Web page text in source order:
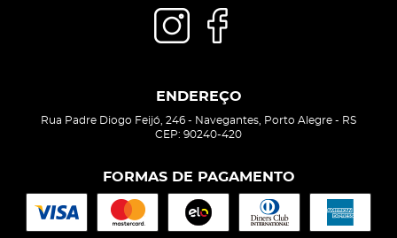
ENDEREÇO
Rua Padre Diogo Feijó, 246 - Navegantes, Porto Alegre - RS
CEP: 90240-420
FORMAS DE PAGAMENTO